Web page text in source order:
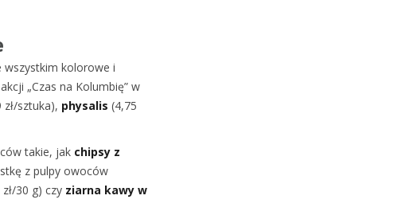
wszystkim kolorowe i
„Czas na Kolumbię” w
zł/sztuka), physalis (4,75
takie, jak chipsy z
z pulpy owoców
30 g) czy ziarna kawy w